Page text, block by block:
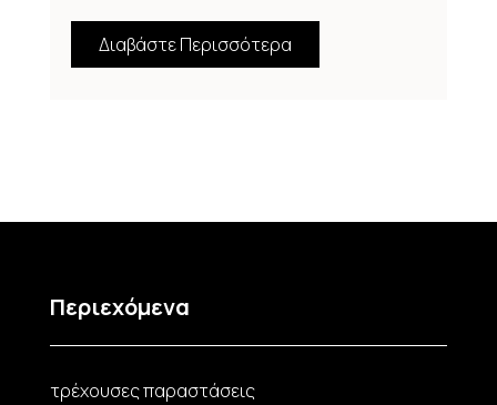
Διαβάστε Περισσότερα
Περιεχόμενα
τρέχουσες παραστάσεις